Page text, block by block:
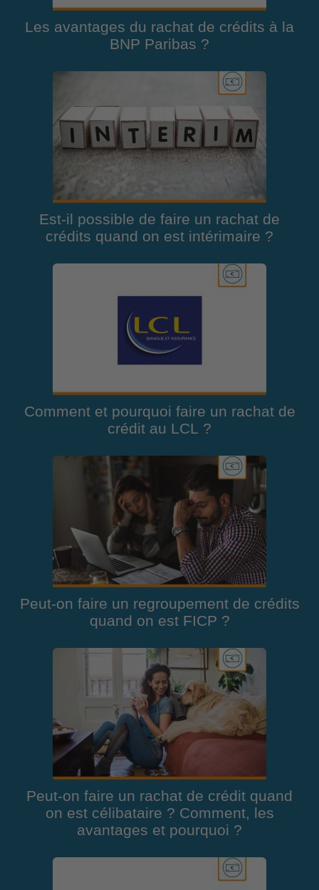
Les avantages du rachat de crédits à la
BNP Paribas ?
Est-il possible de faire un rachat de
crédits quand on est intérimaire ?
Comment et pourquoi faire un rachat de
crédit au LCL ?
Peut-on faire un regroupement de crédits
quand on est FICP ?
Peut-on faire un rachat de crédit quand
on est célibataire ? Comment, les
avantages et pourquoi ?